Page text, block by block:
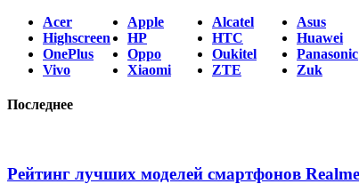
Acer Apple Alcatel Asus
Highscreen
HP HTC Huawei
OnePlus
Oppo Oukitel Panasonic
Vivo
Xiaomi ZTE Zuk
Последнее
Рейтинг лучших моделей смартфонов